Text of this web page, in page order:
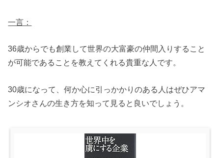
一言：
36歳からでも創業して世界の大富豪の仲間入りすること
が可能であることを教えてくれる貴重な人です。
30歳になって、何か心に引っかかりのある人はぜひアマ
ンシオさんの生き方を知って見ると良いでしょう。